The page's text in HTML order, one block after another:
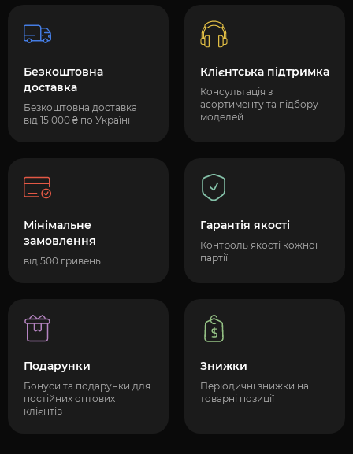
Безкоштовна
доставка
Безкоштовна доставка
від 15 000 ₴ по Україні
Клієнтська підтримка
Консультація з
асортименту та підбору
моделей
Мінімальне
замовлення
від 500 гривень
Гарантія якості
Контроль якості кожної
партії
Подарунки
Бонуси та подарунки для
постійних оптових
клієнтів
Знижки
Періодичні знижки на
товарні позиції